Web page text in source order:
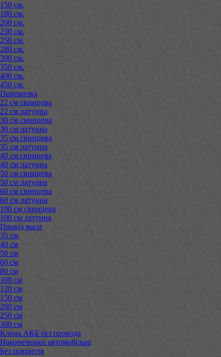
150 см.
180 см.
200 см.
230 см.
250 см.
280 см.
300 см.
350 см.
400 см.
450 см.
Перемичка
22 см свинцева
22 см латунна
30 см свинцева
30 см латунна
35 см свинцева
35 см латунна
40 см свинцева
40 см латунна
50 см свинцева
50 см латунна
60 см свинцева
60 см латунна
100 см свинцева
100 см латунна
Провід маси
35 см
40 см
50 см
60 см
80 см
100 см
120 см
150 см
200 см
250 см
300 см
Клема АКБ без провода
Наконечники автомобільні
Без покриття